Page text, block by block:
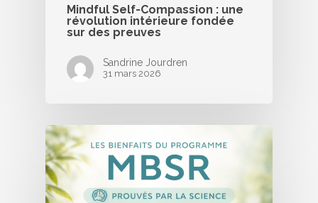
Mindful Self-Compassion : une
révolution intérieure fondée
sur des preuves
Sandrine Jourdren
31 mars 2026